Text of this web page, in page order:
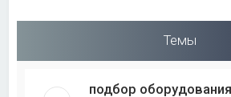
Темы
подбор